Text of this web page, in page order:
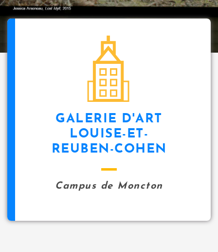
GALERIE D'ART
LOUISE-ET-
REUBEN-COHEN
Campus de Moncton